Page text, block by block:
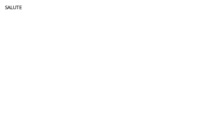
SALUTE